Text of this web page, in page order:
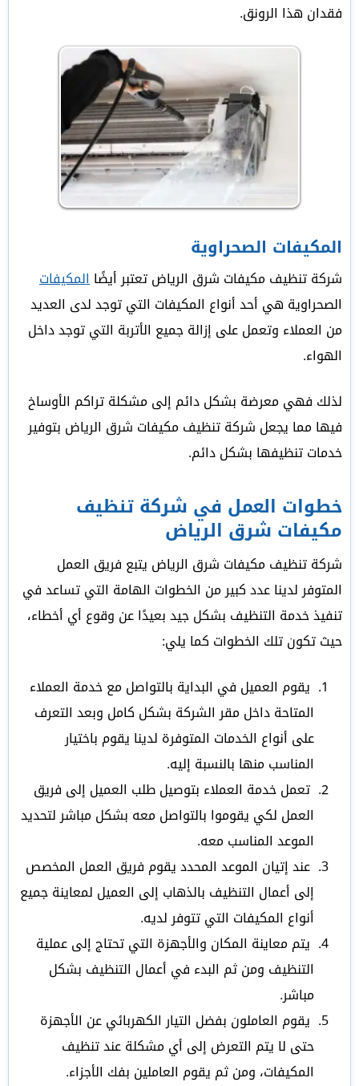
فقدان هذا الرونق.
المكيفات الصحراوية
شركة تنظيف مكيفات شرق الرياض تعتبر أيضًاالمكيفات
الصحراوية هي أحد أنواع المكيفات التي توجد لدى العديد
من العملاء وتعمل على إزالة جميع الأتربة التي توجد داخل
الهواء.
لذلك فهي معرضة بشكل دائم إلى مشكلة تراكم الأوساخ
فيها مما يجعل شركة تنظيف مكيفات شرق الرياض بتوفير
خدمات تنظيفها بشكل دائم.
خطوات العمل في شركة تنظيف
مكيفات شرق الرياض
شركة تنظيف مكيفات شرق الرياض يتبع فريق العمل
المتوفر لدينا عدد كبير من الخطوات الهامة التي تساعد في
تنفيذ خدمة التنظيف بشكل جيد بعيدًا عن وقوع أي أخطاء،
حيث تكون تلك الخطوات كما يلي:
يقوم العميل في البداية بالتواصل مع خدمة العملاء
المتاحة داخل مقر الشركة بشكل كامل وبعد التعرف
على أنواع الخدمات المتوفرة لدينا يقوم باختيار
المناسب منها بالنسبة إليه.
تعمل خدمة العملاء بتوصيل طلب العميل إلى فريق
العمل لكي يقوموا بالتواصل معه بشكل مباشر لتحديد
الموعد المناسب معه.
عند إتيان الموعد المحدد يقوم فريق العمل المخصص
إلى أعمال التنظيف بالذهاب إلى العميل لمعاينة جميع
أنواع المكيفات التي تتوفر لديه.
يتم معاينة المكان والأجهزة التي تحتاج إلى عملية
التنظيف ومن ثم البدء في أعمال التنظيف بشكل
مباشر.
يقوم العاملون بفضل التيار الكهربائي عن الأجهزة
حتى لا يتم التعرض إلى أي مشكلة عند تنظيف
المكيفات، ومن ثم يقوم العاملين بفك الأجزاء.